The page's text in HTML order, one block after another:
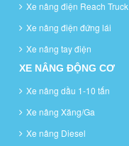
Xe nâng điện Reach Truck
Xe nâng điện đứng lái
Xe nâng tay điện
XE NÂNG ĐỘNG CƠ
Xe nâng dầu 1-10 tấn
Xe nâng Xăng/Ga
Xe nâng Diesel